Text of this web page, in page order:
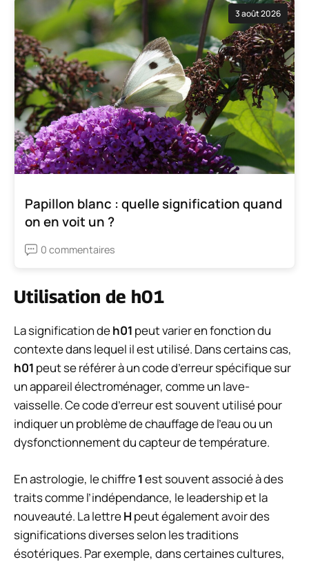
3 août 2026
Papillon blanc : quelle signification quand
on en voit un ?
0 commentaires
Utilisation de h01
La signification deh01 peut varier en fonction du
contexte dans lequel il est utilisé. Dans certains cas,
h01 peut se référer à un code d’erreur spécifique sur
un appareil électroménager, comme un lave-
vaisselle. Ce code d’erreur est souvent utilisé pour
indiquer un problème de chauffage de l’eau ou un
dysfonctionnement du capteur de température.
En astrologie, le chiffre1est souvent associé à des
traits comme l’indépendance, le leadership et la
nouveauté. La lettreH peut également avoir des
significations diverses selon les traditions
ésotériques. Par exemple, dans certaines cultures,